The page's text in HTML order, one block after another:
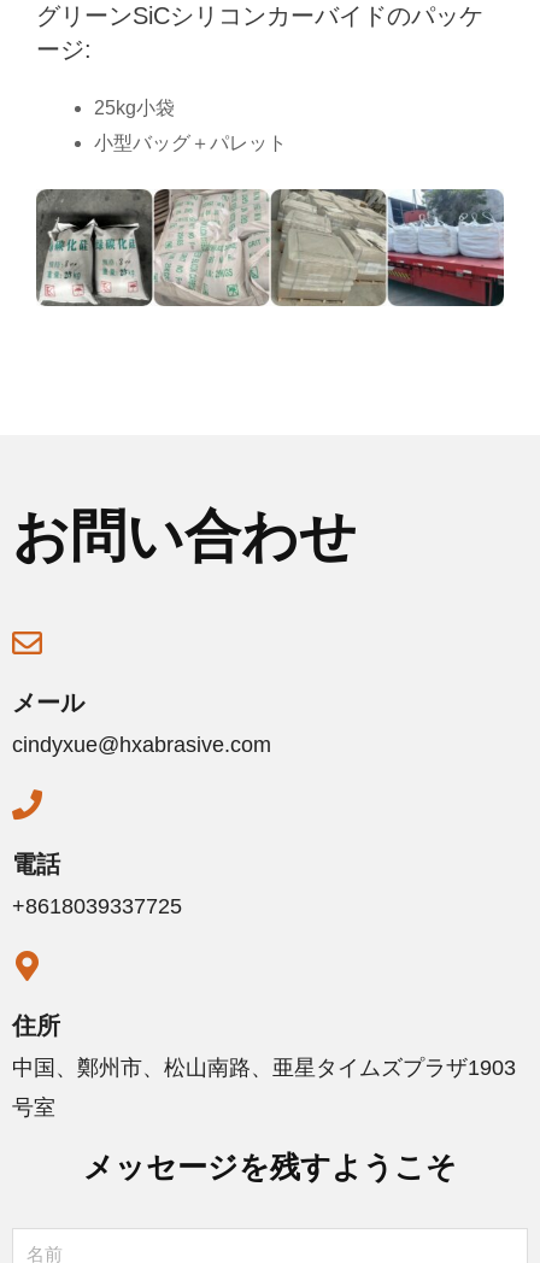
グリーンSiCシリコンカーバイドのパッケ
ージ:
25kg小袋
小型バッグ＋パレット
お問い合わせ
メール
cindyxue@hxabrasive.com
電話
+8618039337725
住所
中国、鄭州市、松山南路、亜星タイムズプラザ1903
号室
メッセージを残すようこそ